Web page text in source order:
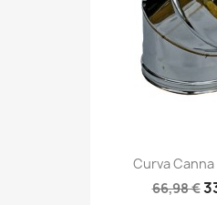
Curva Canna
66,98 €